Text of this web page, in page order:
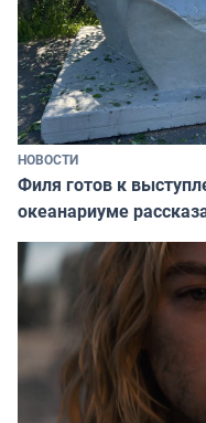
НОВОСТИ
Филя готов к
океанариуме